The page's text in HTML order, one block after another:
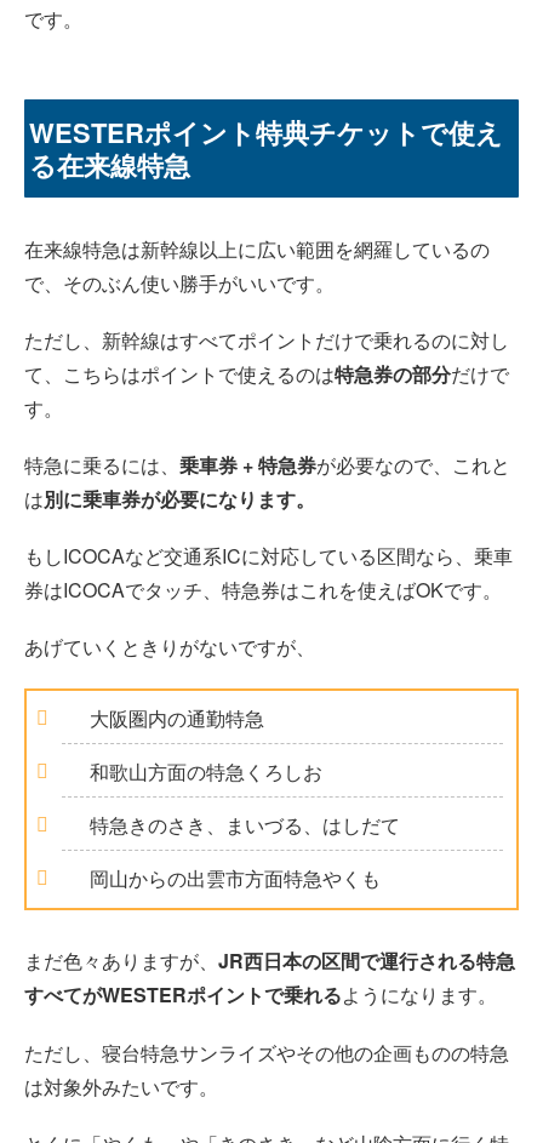
です。
WESTERポイント特典チケットで使え
る在来線特急
在来線特急は新幹線以上に広い範囲を網羅しているの
で、そのぶん使い勝手がいいです。
ただし、新幹線はすべてポイントだけで乗れるのに対し
て、こちらはポイントで使えるのは特急券の部分だけで
す。
特急に乗るには、 乗車券 + 特急券が必要なので、これと
は別に乗車券が必要になります。
もしICOCAなど交通系ICに対応している区間なら、乗車
券はICOCAでタッチ、特急券はこれを使えばOKです。
あげていくときりがないですが、
大阪圏内の通勤特急
和歌山方面の特急くろしお
特急きのさき、まいづる、はしだて
岡山からの出雲市方面特急やくも
まだ色々ありますが、 JR西日本の区間で運行される特急
すべてがWESTERポイントで乗れるようになります。
ただし、寝台特急サンライズやその他の企画ものの特急
は対象外みたいです。